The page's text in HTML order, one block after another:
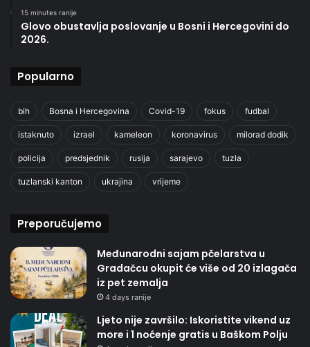
15 minutes ranije
Glovo obustavlja poslovanje u Bosni i Hercegovini do
2026.
Popularno
bih Bosna i Hercegovina Covid-19 fokus fudbal
istaknuto izrael kameleon koronavirus milorad dodik
policija predsjednik rusija sarajevo tuzla
tuzlanski kanton ukrajina vrijeme
Preporučujemo
Međunarodni sajam pčelarstva u
Gradačcu okupit će više od 20 izlagača
iz pet zemalja
4 days ranije
Ljeto nije završilo: Iskoristite vikend uz
more i 1 noćenje gratis u Baškom Polju